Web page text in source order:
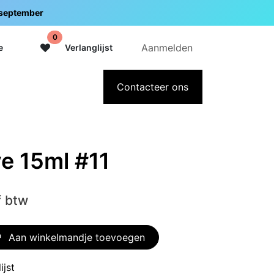
0
Verlanglijst Aanmelden
Over IntermediContacteer ons
15ml #11
btw
Aan winkelmandje toevoegen